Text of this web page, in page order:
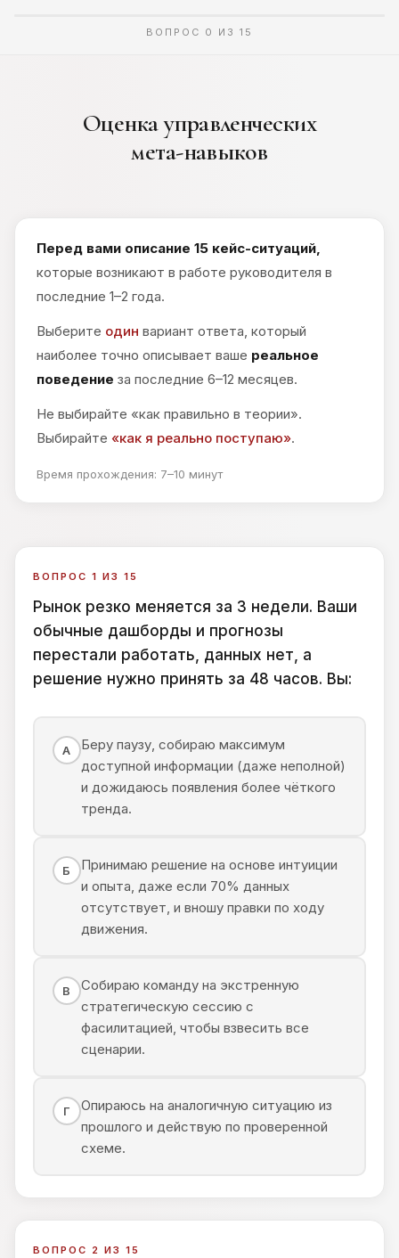
ВОПРОС 0 ИЗ 15
Оценка управленческих
мета-навыков
Перед вами описание 15 кейс-ситуаций,
которые возникают в работе руководителя в
последние 1–2 года.
Выберите один вариант ответа, который
наиболее точно описывает ваше реальное
поведение за последние 6–12 месяцев.
Не выбирайте «как правильно в теории».
Выбирайте «как я реально поступаю».
Время прохождения: 7–10 минут
ВОПРОС 1 ИЗ 15
Рынок резко меняется за 3 недели. Ваши
обычные дашборды и прогнозы
перестали работать, данных нет, а
решение нужно принять за 48 часов. Вы:
А
Беру паузу, собираю максимум
доступной информации (даже неполной)
и дожидаюсь появления более чёткого
тренда.
Б
Принимаю решение на основе интуиции
и опыта, даже если 70% данных
отсутствует, и вношу правки по ходу
движения.
В
Собираю команду на экстренную
стратегическую сессию с
фасилитацией, чтобы взвесить все
сценарии.
Г
Опираюсь на аналогичную ситуацию из
прошлого и действую по проверенной
схеме.
ВОПРОС 2 ИЗ 15